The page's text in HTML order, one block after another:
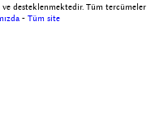
desteklenmektedir. Tüm tercümeler
-Tüm site